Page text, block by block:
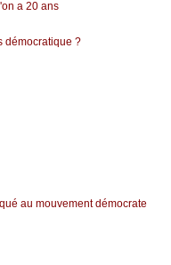
a 20 ans
démocratique ?
au mouvement démocrate